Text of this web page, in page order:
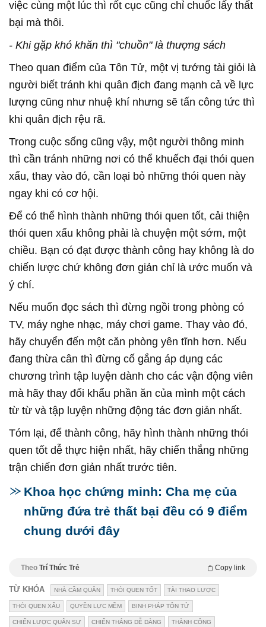
việc cùng một lúc thì rốt cục cũng chỉ chuốc lấy thất
bại mà thôi.
- Khi gặp khó khăn thì "chuồn" là thượng sách
Theo quan điểm của Tôn Tử, một vị tướng tài giỏi là
người biết tránh khi quân địch đang mạnh cả về lực
lượng cũng như nhuệ khí nhưng sẽ tấn công tức thì
khi quân địch rệu rã.
Trong cuộc sống cũng vậy, một người thông minh
thì cần tránh những nơi có thể khuếch đại thói quen
xấu, thay vào đó, cần loại bỏ những thói quen này
ngay khi có cơ hội.
Để có thể hình thành những thói quen tốt, cải thiện
thói quen xấu không phải là chuyện một sớm, một
chiều. Bạn có đạt được thành công hay không là do
chiến lược chứ không đơn giản chỉ là ước muốn và
ý chí.
Nếu muốn đọc sách thì đừng ngồi trong phòng có
TV, máy nghe nhạc, máy chơi game. Thay vào đó,
hãy chuyển đến một căn phòng yên tĩnh hơn. Nếu
đang thừa cân thì đừng cố gắng áp dụng các
chương trình tập luyện dành cho các vận động viên
mà hãy thay đổi khẩu phần ăn của mình một cách
từ từ và tập luyện những động tác đơn giản nhất.
Tóm lại, để thành công, hãy hình thành những thói
quen tốt dễ thực hiện nhất, hãy chiến thắng những
trận chiến đơn giản nhất trước tiên.
Khoa học chứng minh: Cha mẹ của
những đứa trẻ thất bại đều có 9 điểm
chung dưới đây
Theo Trí Thức Trẻ Copy link
TỪ KHÓA NHÀ CẦM QUÂN THÓI QUEN TỐT TÀI THAO LƯỢC
THÓI QUEN XẤU QUYỀN LỰC MỀM BINH PHÁP TÔN TỬ
CHIẾN LƯỢC QUÂN SỰ CHIẾN THẮNG DỄ DÀNG THÀNH CÔNG